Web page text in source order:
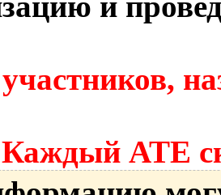
АТЕ